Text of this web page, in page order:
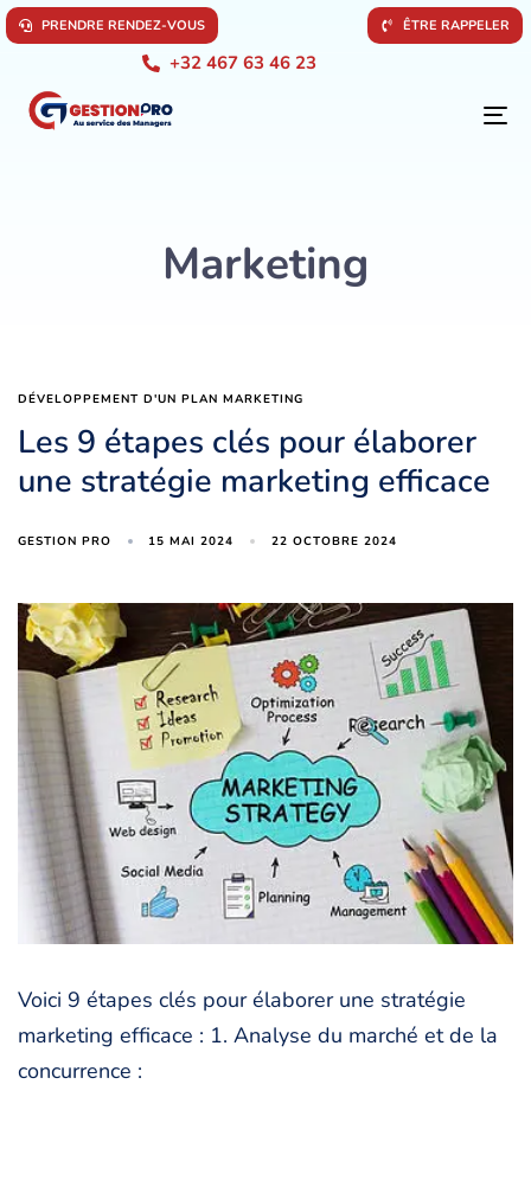
PRENDRE RENDEZ-VOUS ÊTRE RAPPELER
+32 467 63 46 23
Marketing
DÉVELOPPEMENT D'UN PLAN MARKETING
Les 9 étapes clés pour élaborer
une stratégie marketing efficace
GESTION PRO 15 MAI 2024 22 OCTOBRE 2024
Voici 9 étapes clés pour élaborer une stratégie
marketing efficace : 1. Analyse du marché et de la
concurrence :